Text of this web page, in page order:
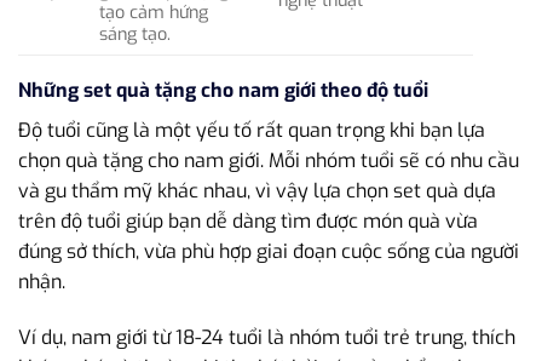
tạo cảm hứng
sáng tạo.
Những set quà tặng cho nam giới theo độ tuổi
Độ tuổi cũng là một yếu tố rất quan trọng khi bạn lựa
chọn quà tặng cho nam giới. Mỗi nhóm tuổi sẽ có nhu cầu
và gu thẩm mỹ khác nhau, vì vậy lựa chọn set quà dựa
trên độ tuổi giúp bạn dễ dàng tìm được món quà vừa
đúng sở thích, vừa phù hợp giai đoạn cuộc sống của người
nhận.
Ví dụ, nam giới từ 18-24 tuổi là nhóm tuổi trẻ trung, thích